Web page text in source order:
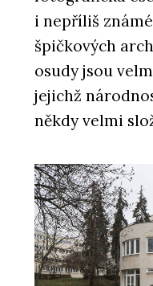
i nepříliš
špičkových
osudy jsou
jejichž
někdy velmi